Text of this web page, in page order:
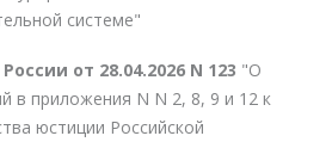
системе"
от 28.04.2026 N 123 "О
в приложения N N 2, 8, 9 и 12 к
юстиции Российской